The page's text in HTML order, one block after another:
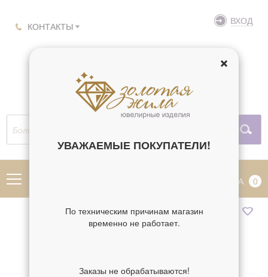
КОНТАКТЫ ВХОД
КОРЗИНА 0
УВАЖАЕМЫЕ ПОКУПАТЕЛИ!
По техническим причинам магазин
временно не работает.
Заказы не обрабатываются!